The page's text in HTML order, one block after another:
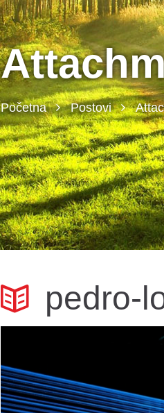
Početna Postovi
pedro-